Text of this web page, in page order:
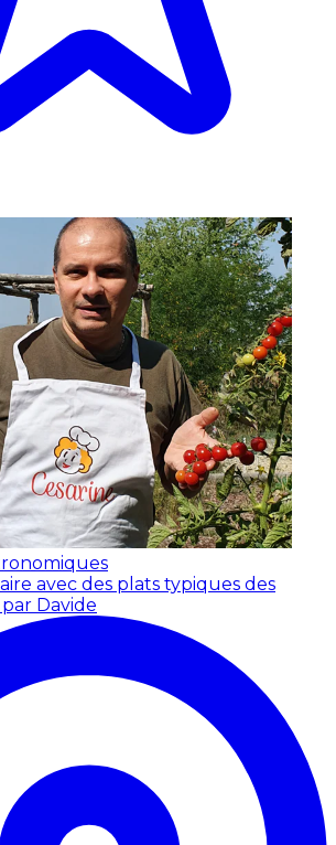
avec des plats typiques des
Davide